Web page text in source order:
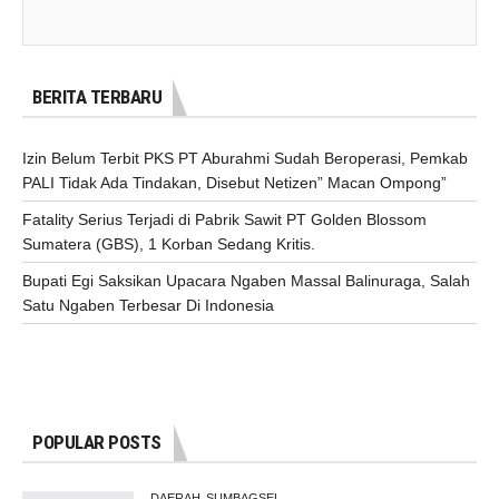
BERITA TERBARU
Izin Belum Terbit PKS PT Aburahmi Sudah Beroperasi, Pemkab
PALI Tidak Ada Tindakan, Disebut Netizen” Macan Ompong”
Fatality Serius Terjadi di Pabrik Sawit PT Golden Blossom
Sumatera (GBS), 1 Korban Sedang Kritis.
Bupati Egi Saksikan Upacara Ngaben Massal Balinuraga, Salah
Satu Ngaben Terbesar Di Indonesia
POPULAR POSTS